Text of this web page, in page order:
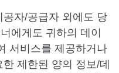
자/공급자 외에도 당
에게도 귀하의 데이
서비스를 제공하거나
제한된 양의 정보/데